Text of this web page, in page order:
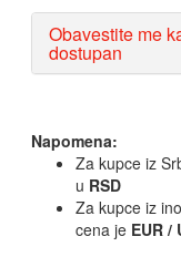
Obavestite me
dostupan
Napomena:
Za kupce iz
u RSD
Za kupce iz
cena je EUR /